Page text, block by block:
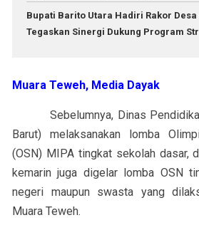
Bupati Barito Utara Hadiri Rakor
Tegaskan Sinergi Dukung Program
Muara Teweh, Media Dayak
Sebelumnya, Dinas Pendidikan
Barut) melaksanakan lomba
(OSN) MIPA tingkat sekolah dasar,
kemarin juga digelar lomba OSN
negeri maupun swasta yang
Muara Teweh.